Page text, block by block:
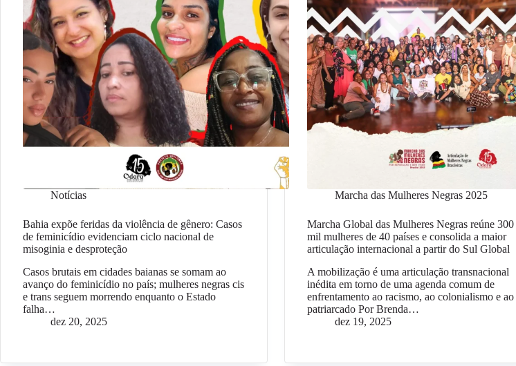
Notícias
Bahia expõe feridas da violência de gênero: Casos
de feminicídio evidenciam ciclo nacional de
misoginia e desproteção
Casos brutais em cidades baianas se somam ao
avanço do feminicídio no país; mulheres negras cis
e trans seguem morrendo enquanto o Estado
falha…
dez 20, 2025
Marcha das Mulheres Negras 2025
Marcha Global das Mulheres Negras reúne 300
mil mulheres de 40 países e consolida a maior
articulação internacional a partir do Sul Global
A mobilização é uma articulação transnacional
inédita em torno de uma agenda comum de
enfrentamento ao racismo, ao colonialismo e ao
patriarcado Por Brenda…
dez 19, 2025